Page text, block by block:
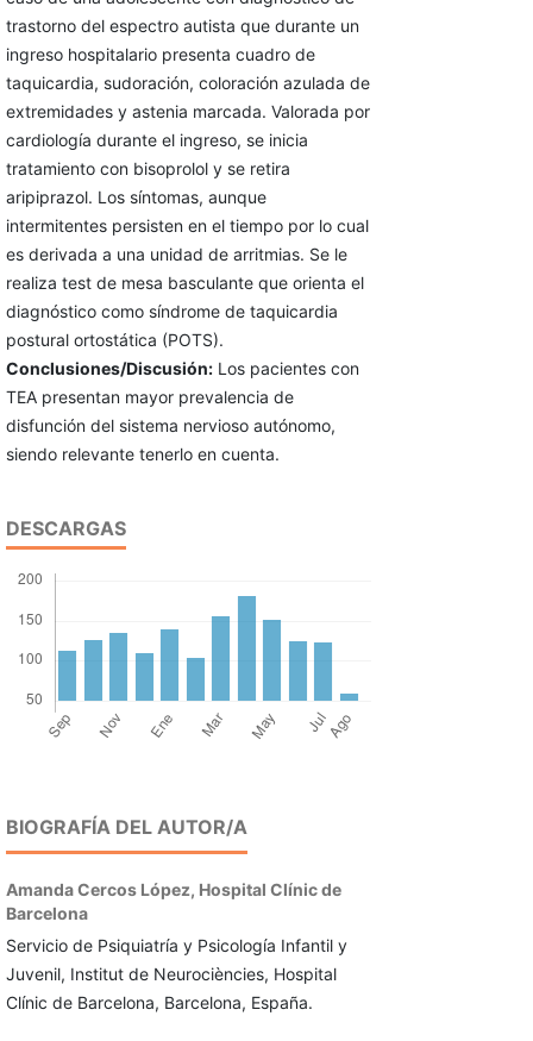
trastorno del espectro autista que durante un
ingreso hospitalario presenta cuadro de
taquicardia, sudoración, coloración azulada de
extremidades y astenia marcada. Valorada por
cardiología durante el ingreso, se inicia
tratamiento con bisoprolol y se retira
aripiprazol. Los síntomas, aunque
intermitentes persisten en el tiempo por lo cual
es derivada a una unidad de arritmias. Se le
realiza test de mesa basculante que orienta el
diagnóstico como síndrome de taquicardia
postural ortostática (POTS).
Conclusiones/Discusión:Los pacientes con
TEA presentan mayor prevalencia de
disfunción del sistema nervioso autónomo,
siendo relevante tenerlo en cuenta.
DESCARGAS
BIOGRAFÍA DEL AUTOR/A
Amanda Cercos López, Hospital Clínic de
Barcelona
Servicio de Psiquiatría y Psicología Infantil y
Juvenil, Institut de Neurociències, Hospital
Clínic de Barcelona, Barcelona, España.